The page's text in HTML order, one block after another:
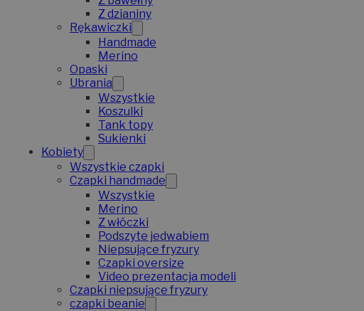
Z dzianiny
Rękawiczki
Handmade
Merino
Opaski
Ubrania
Wszystkie
Koszulki
Tank topy
Sukienki
Kobiety
Wszystkie czapki
Czapki handmade
Wszystkie
Merino
Z włóczki
Podszyte jedwabiem
Niepsujące fryzury
Czapki oversize
Video prezentacja modeli
Czapki niepsujące fryzury
czapki beanie